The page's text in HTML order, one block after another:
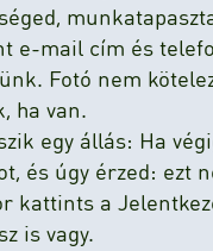
e-mail cím és
Fotó nem
ha van.
egy állás: Ha
és úgy érzed: ezt
kattints a
is vagy.